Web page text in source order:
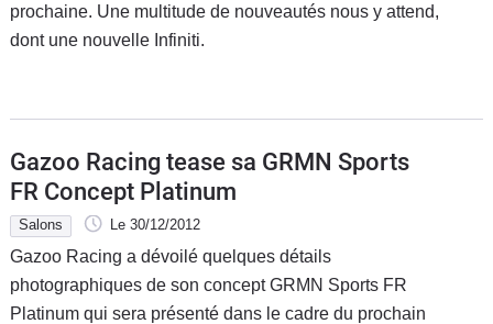
prochaine. Une multitude de nouveautés nous y attend,
dont une nouvelle Infiniti.
Gazoo Racing tease sa GRMN Sports
FR Concept Platinum
Salons Le 30/12/2012
Gazoo Racing a dévoilé quelques détails
photographiques de son concept GRMN Sports FR
Platinum qui sera présenté dans le cadre du prochain